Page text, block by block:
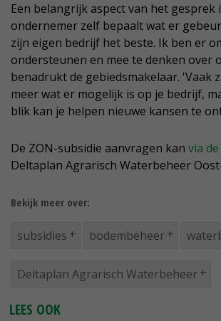
Een belangrijk aspect van het gesprek
ondernemer zelf bepaalt wat er
zijn eigen bedrijf het beste. Ik ben er
ondersteunen en mee te denken over
benadrukt de gebiedsmakelaar. 'Vaak
meer wat er mogelijk is op je bedrijf,
blik kan je helpen nieuwe kansen te
De ZON-subsidie aanvragen kan via
Deltaplan Agrarisch Waterbeheer
Bekijk meer over:
subsidies bodembeheer
Deltaplan Agrarisch Waterbeheer
LEES OOK